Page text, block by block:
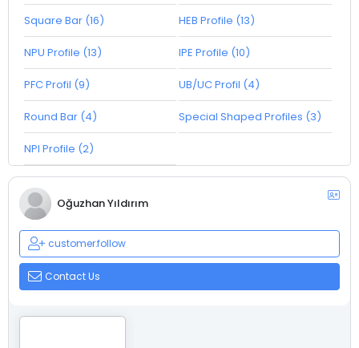
Square Bar (16) HEB Profile (13)
NPU Profile (13) IPE Profile (10)
PFC Profil (9) UB/UC Profil (4)
Round Bar (4) Special Shaped Profiles (3)
NPI Profile (2)
Oğuzhan Yıldırım
customer.follow
Contact Us